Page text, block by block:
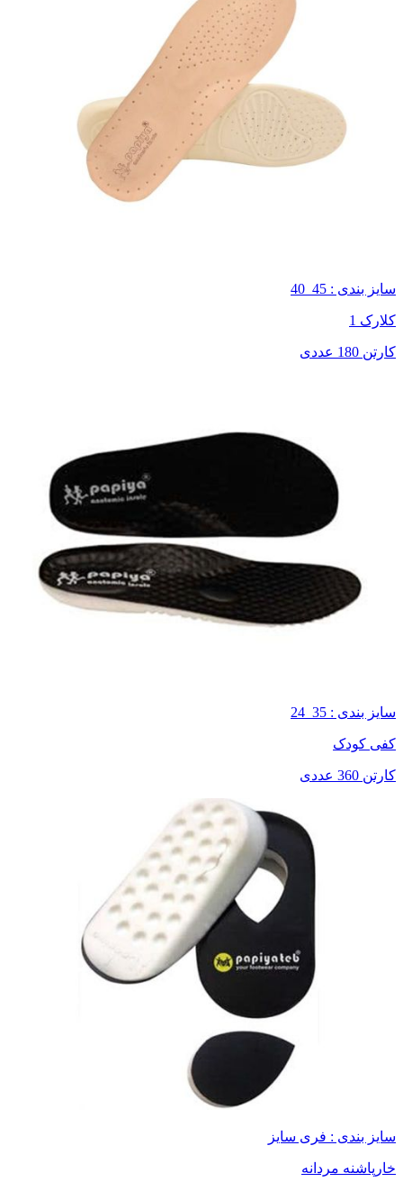
سایز بندی : 45_40
کلارک 1
کارتن 180 عددی
سایز بندی : 35_24
کفی کودک
کارتن 360 عددی
سایز بندی : فری سایز
خارپاشنه مردانه